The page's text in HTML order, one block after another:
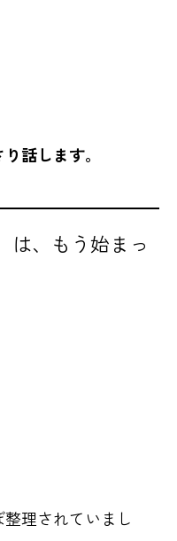
話します。
は、もう始まっ
理されていまし